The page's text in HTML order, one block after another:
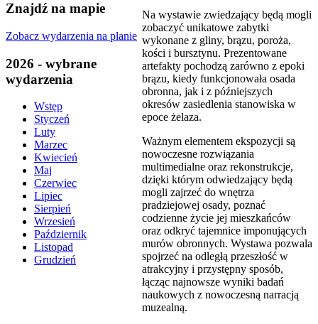
Znajdź na mapie
Zobacz wydarzenia na planie
2026 - wybrane
wydarzenia
Wstęp
Styczeń
Luty
Marzec
Kwiecień
Maj
Czerwiec
Lipiec
Sierpień
Wrzesień
Październik
Listopad
Grudzień
Na wystawie zwiedzający będą mogli
zobaczyć unikatowe zabytki
wykonane z gliny, brązu, poroża,
kości i bursztynu. Prezentowane
artefakty pochodzą zarówno z epoki
brązu, kiedy funkcjonowała osada
obronna, jak i z późniejszych
okresów zasiedlenia stanowiska w
epoce żelaza.
Ważnym elementem ekspozycji są
nowoczesne rozwiązania
multimedialne oraz rekonstrukcje,
dzięki którym odwiedzający będą
mogli zajrzeć do wnętrza
pradziejowej osady, poznać
codzienne życie jej mieszkańców
oraz odkryć tajemnice imponujących
murów obronnych. Wystawa pozwala
spojrzeć na odległą przeszłość w
atrakcyjny i przystępny sposób,
łącząc najnowsze wyniki badań
naukowych z nowoczesną narracją
muzealną.